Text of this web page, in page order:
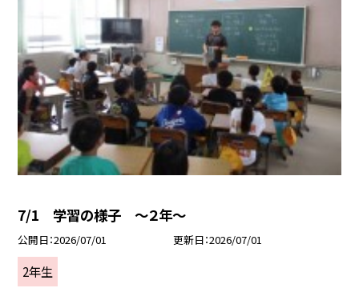
7/1 学習の様子 ～２年～
公開日 2026/07/01 更新日 2026/07/01
2年生